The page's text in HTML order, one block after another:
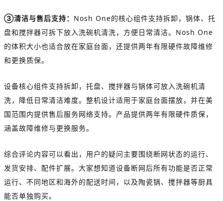
③清洁与售后支持： Nosh One的核心组件支持拆卸，锅体、托
盘和搅拌器可拆下放入洗碗机清洗，方便日常清洁。Nosh One
的体积大小也适合放在家庭台面，还提供两年有限硬件故障维修
和更换质保。
设备核心组件支持拆卸，托盘、搅拌器与锅体可放入洗碗机清
洗，降低日常清洁难度。整机设计适用于家庭台面摆放，并在美
国范围内提供售后服务网络支持。产品提供两年有限硬件质保，
涵盖故障维修与更换服务。
综合评论内容可以看出，用户的疑问主要围绕断网状态的运行、
发货安排、配件扩展。大家想知道设备断网后所有功能是否正常
运行、 不同地区和海外的配送时间，以及陶瓷锅、搅拌器等厨具
能否单独购买。